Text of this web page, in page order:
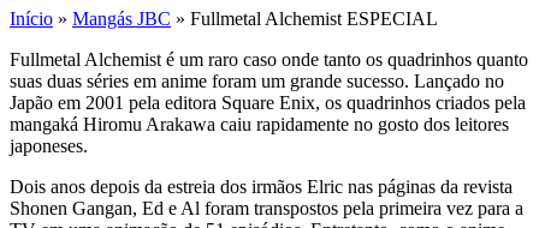
Início » Mangás JBC » Fullmetal Alchemist ESPECIAL
Fullmetal Alchemist é um raro caso onde tanto os quadrinhos quanto
suas duas séries em anime foram um grande sucesso. Lançado no
Japão em 2001 pela editora Square Enix, os quadrinhos criados pela
mangaká Hiromu Arakawa caiu rapidamente no gosto dos leitores
japoneses.
Dois anos depois da estreia dos irmãos Elric nas páginas da revista
Shonen Gangan, Ed e Al foram transpostos pela primeira vez para a